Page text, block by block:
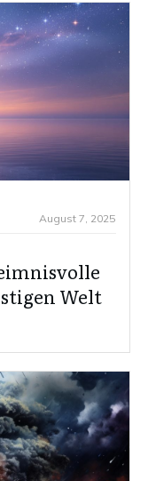
August 7, 2025
Welt